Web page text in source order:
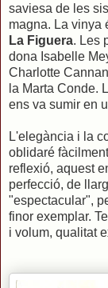
saviesa de les
magna. La vinya
La Figuera. Les
dona Isabelle
Charlotte
la Marta Conde.
ens va sumir en
L'elegància i la
oblidaré
reflexió, aquest
perfecció, de
"espectacular",
finor exemplar.
i volum, qualitat